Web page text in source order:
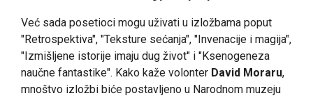
Već sada posetioci mogu uživati u izložbama poput
"Retrospektiva", "Teksture sećanja", "Invenacije i magija",
"Izmišljene istorije imaju dug život" i "Ksenogeneza
naučne fantastike". Kako kaže volonter David Moraru,
mnoštvo izložbi biće postavljeno u Narodnom muzeju